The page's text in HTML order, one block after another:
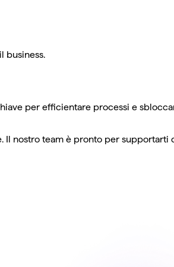
business.
per efficientare processi e
nostro team è pronto per